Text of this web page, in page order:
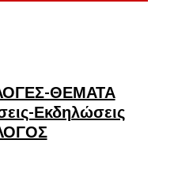
ΘΕΜΑΤΑ
Εκδηλώσεις